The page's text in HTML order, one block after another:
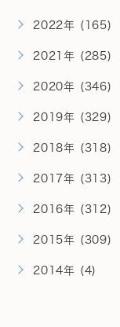
2022年 (165)
2021年 (285)
2020年 (346)
2019年 (329)
2018年 (318)
2017年 (313)
2016年 (312)
2015年 (309)
2014年 (4)